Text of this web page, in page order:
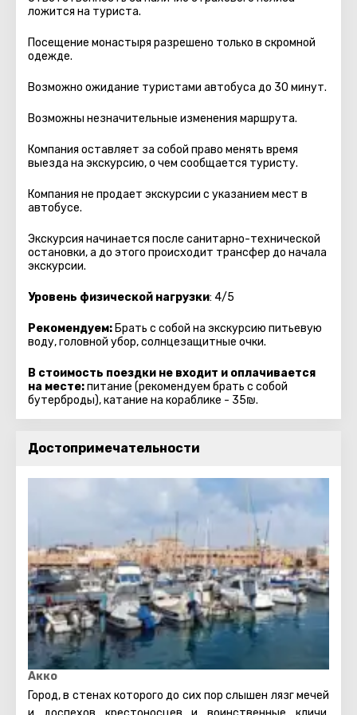
ложится на туриста.
Посещение монастыря разрешено только в скромной
одежде.
Возможно ожидание туристами автобуса до 30 минут.
Возможны незначительные изменения маршрута.
Компания оставляет за собой право менять время
выезда на экскурсию, о чем сообщается туристу.
Компания не продает экскурсии с указанием мест в
автобуcе.
Экскурсия начинается после санитарно-технической
остановки, а до этого происходит трансфер до начала
экскурсии.
Уровень физической нагрузки: 4/5
Рекомендуем: Брать с собой на экскурсию питьевую
воду, головной убор, солнцезащитные очки.
В стоимость поездки не входит и оплачивается
на месте:питание (рекомендуем брать с собой
бутерброды), катание на кораблике - 35₪.
Достопримечательности
Акко
Город, в стенах которого до сих пор слышен лязг мечей